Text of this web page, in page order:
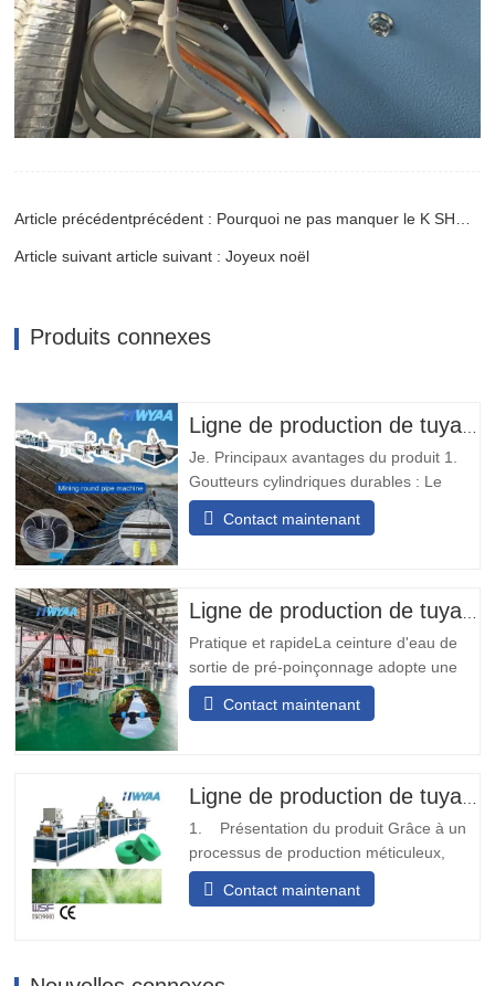
Article suivant article suivant : Joyeux noël
Produits connexes
Je. Principaux avantages du produit 1.
Goutteurs cylindriques durables : Le
tuyau d'irrigation goutte à goutte avec
émetteur rond incrusté est équipé de
l'orientation, adapté aux opérations
Contact maintenant
Pratique et rapideLa ceinture d'eau de
sortie de pré-poinçonnage adopte une
conception modulaire, simple et pratique
à installer. Il ne nécessite aucune
transporteuse d'eau de sortie de pré-
poinçonnage peut être conçue…
Contact maintenant
1. Présentation du produit Grâce à un
processus de production méticuleux,
nous déplions et plions la matière
première de la bande tissée ou de la
Contact maintenant